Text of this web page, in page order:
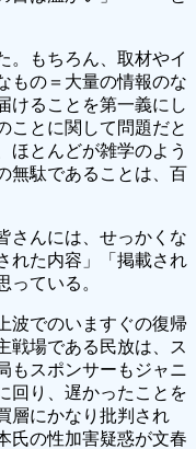
。もちろん、取材やイ
もの＝大量の情報のな
けることを第一義にし
ことに関して問題だと
ほとんどが雑学のよう
無駄であることは、百
さんには、せっかくな
れた内容」「掲載され
っている。
波でのいますぐの復帰
戦場である民放は、ス
もスポンサーもジャニ
回り、遅かったことを
層にかなり批判され
氏の性加害疑惑が文春